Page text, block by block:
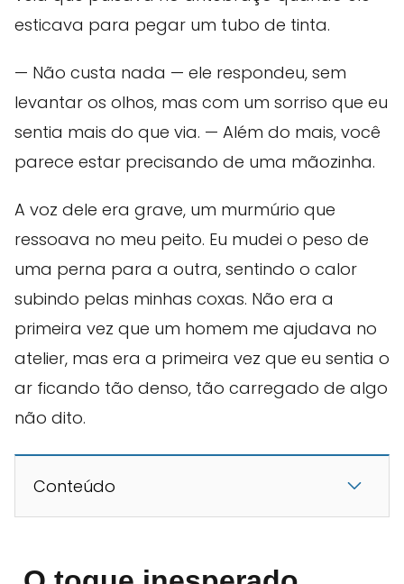
esticava para pegar um tubo de tinta.
— Não custa nada — ele respondeu, sem
levantar os olhos, mas com um sorriso que eu
sentia mais do que via. — Além do mais, você
parece estar precisando de uma mãozinha.
A voz dele era grave, um murmúrio que
ressoava no meu peito. Eu mudei o peso de
uma perna para a outra, sentindo o calor
subindo pelas minhas coxas. Não era a
primeira vez que um homem me ajudava no
atelier, mas era a primeira vez que eu sentia o
ar ficando tão denso, tão carregado de algo
não dito.
Conteúdo